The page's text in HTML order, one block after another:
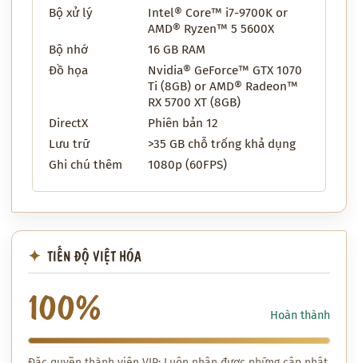
Bộ xử lý
Intel® Core™ i7-9700K or
AMD® Ryzen™ 5 5600X
Bộ nhớ
16 GB RAM
Đồ họa
Nvidia® GeForce™ GTX 1070
Ti (8GB) or AMD® Radeon™
RX 5700 XT (8GB)
DirectX
Phiên bản 12
Lưu trữ
>35 GB chỗ trống khả dụng
Ghi chú thêm
1080p (60FPS)
TIẾN ĐỘ VIỆT HÓA
100% Hoàn thành